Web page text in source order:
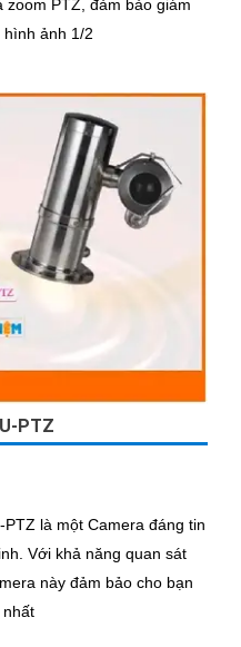
PTZ, đảm bảo giám
biến hình ảnh 1/2
PTZ
là một Camera đáng tin
sát
này đảm bảo cho bạn